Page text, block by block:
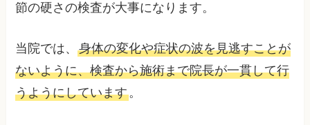
節の硬さの検査が大事になります。
当院では、身体の変化や症状の波を見逃すことが
ないように、検査から施術まで院長が一貫して行
うようにしています。